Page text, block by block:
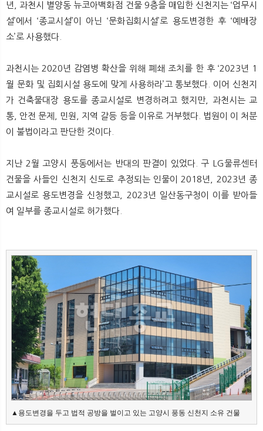
색
년, 과천시 별양동 뉴코아백화점 건물 9층을 매입한 신천지는 ‘업무시
설’에서 ‘종교시설’이 아닌 ‘문화집회시설’로 용도변경한 후 ‘예배장
소’로 사용했다.
과천시는 2020년 감염병 확산을 위해 폐쇄 조치를 한 후 ‘2023년 1
월 문화 및 집회시설 용도에 맞게 사용하라’고 통보했다. 이어 신천지
가 건축물대장 용도를 종교시설로 변경하려고 했지만, 과천시는 교
통, 안전 문제, 민원, 지역 갈등 등을 이유로 거부했다. 법원이 이 처분
이 불법이라고 판단한 것이다.
지난 2월 고양시 풍동에서는 반대의 판결이 있었다. 구 LG물류센터
건물을 사들인 신천지 신도로 추정되는 인물이 2018년, 2023년 종
교시설로 용도변경을 신청했고, 2023년 일산동구청이 이를 받아들
여 일부를 종교시설로 허가했다.
▲용도변경을 두고 법적 공방을 벌이고 있는 고양시 풍동 신천지 소유 건물